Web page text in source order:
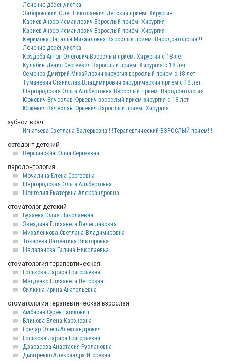
Лечение дёсен,чистка
Заборовский Олег Николаевич Детский приём. Хирургия
Казиев Анзор Исмаилович Взрослый приём. Хирургия
Казиев Анзор Исмаилович Взрослый приём. Хирургия
Керимова Наталья Михайловна Взрослый приём. Пародонтология!!!
Лечение десён,чистка
Коздоба Антон Олегович Взрослый приём. Хирургия с 18 лет
Кулябин Денис Сергеевич Взрослый приём. Хирургия с 18 лет
Семенов Дмитрий Михайлович хирургия взрослый прием с 18 лет
Туманевич Станислав Владимирович хирургический приём с 18 лет
Шаргородская Ольга Альбертовна Взрослый приём. Пародонтология
Юркевич Вячеслав Юрьевич взрослый прием хирургия с 18 лет
Юркевич Вячеслав Юрьевич Взрослый приём. Хирургия
зубной врач
Игнатьева Светлана Валерьевна !!!Терапевтический ВЗРОСЛЫЙ прием!!!
ортодонт детский
Вершинская Юлия Сергеевна
пародонтология
Мочалина Елена Сергеевна
Шаргородская Ольга Альбертовна
Шенгелия Екатерина Александровна
стоматолог детский
Бузаева Юлия Николаевна
Звездина Елизавета Вячеславовна
Михаленкова Светлана Владимировна
Токарева Валентина Викторовна
Шалапанова Галина Николаевна
стоматология терапевтическая
Госькова Лариса Григорьевна
Магденко Елизавета Петровна
Силкина Ирина Анатольевна
стоматология терапевтическая взрослая
Амбарян Сурен Гагикович
Блинова Елена Карэновна
Гончар Олесь Александрович
Госькова Лариса Григорьевна
Дзарасова Анастасия Руслановна
Дмитренко Александра Игоревна